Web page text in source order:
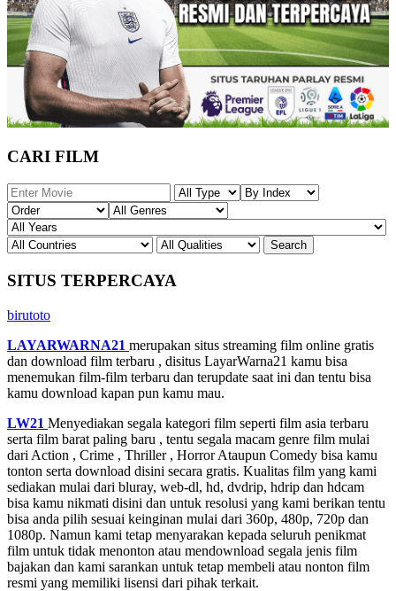
CARI FILM
SITUS TERPERCAYA
birutoto
LAYARWARNA21 merupakan situs streaming film online gratis
dan download film terbaru , disitus LayarWarna21 kamu bisa
menemukan film-film terbaru dan terupdate saat ini dan tentu bisa
kamu download kapan pun kamu mau.
LW21 Menyediakan segala kategori film seperti film asia terbaru
serta film barat paling baru , tentu segala macam genre film mulai
dari Action , Crime , Thriller , Horror Ataupun Comedy bisa kamu
tonton serta download disini secara gratis. Kualitas film yang kami
sediakan mulai dari bluray, web-dl, hd, dvdrip, hdrip dan hdcam
bisa kamu nikmati disini dan untuk resolusi yang kami berikan tentu
bisa anda pilih sesuai keinginan mulai dari 360p, 480p, 720p dan
1080p. Namun kami tetap menyarakan kepada seluruh penikmat
film untuk tidak menonton atau mendownload segala jenis film
bajakan dan kami sarankan untuk tetap membeli atau nonton film
resmi yang memiliki lisensi dari pihak terkait.